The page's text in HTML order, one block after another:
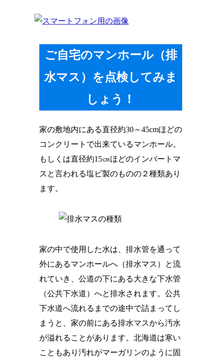
ご自宅のマンホール（排
水マス）を点検してみま
しょう！
家の敷地内にある直径約30～45cmほどの
コンクリートで出来ているマンホール。
もしくは直径約15㎝ほどのインバートマ
スと言われる塩ビ製のものの２種類あり
ます。
家の中で使用した水は、排水管を通って
外にあるマンホールへ（排水マス）と流
れていき、公道の下にある大きな下水管
（公共下水道）へと排水されます。公共
下水道へ流れるまでの途中で詰まってし
まうと、家の前にある排水マスから汚水
が溢れることがあります。北海道は寒い
こともあり汚れがマーガリンのように固